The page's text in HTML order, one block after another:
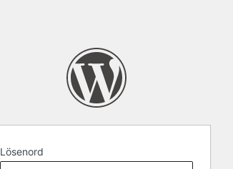
Lösenord